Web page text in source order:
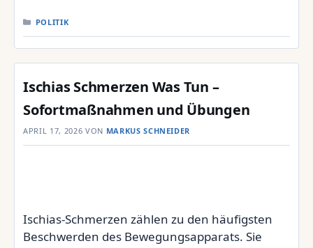
KATEGORIEN
POLITIK
Ischias Schmerzen Was Tun –
Sofortmaßnahmen und Übungen
APRIL 17, 2026 VON MARKUS SCHNEIDER
Ischias-Schmerzen zählen zu den häufigsten
Beschwerden des Bewegungsapparats. Sie